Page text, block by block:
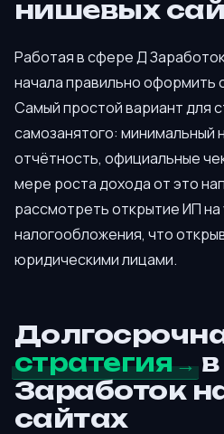
нишевых
Работая в сфере Д
начала правильно оформить
Самый простой вариант для
самозанятого: минимальный
отчётность, официальные
мере роста дохода от это
рассмотреть открытие ИП
налогообложения, что
юридическими лицами.
стратегия
в
Заработок
сайтах